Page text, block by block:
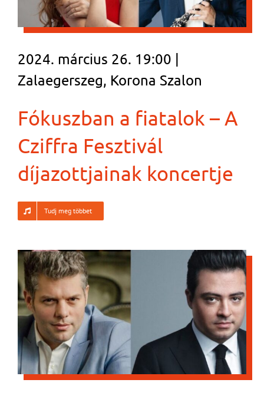
2024. március 26. 19:00 |
Zalaegerszeg, Korona Szalon
Fókuszban a fiatalok – A
Cziffra Fesztivál
díjazottjainak koncertje
Tudj meg többet